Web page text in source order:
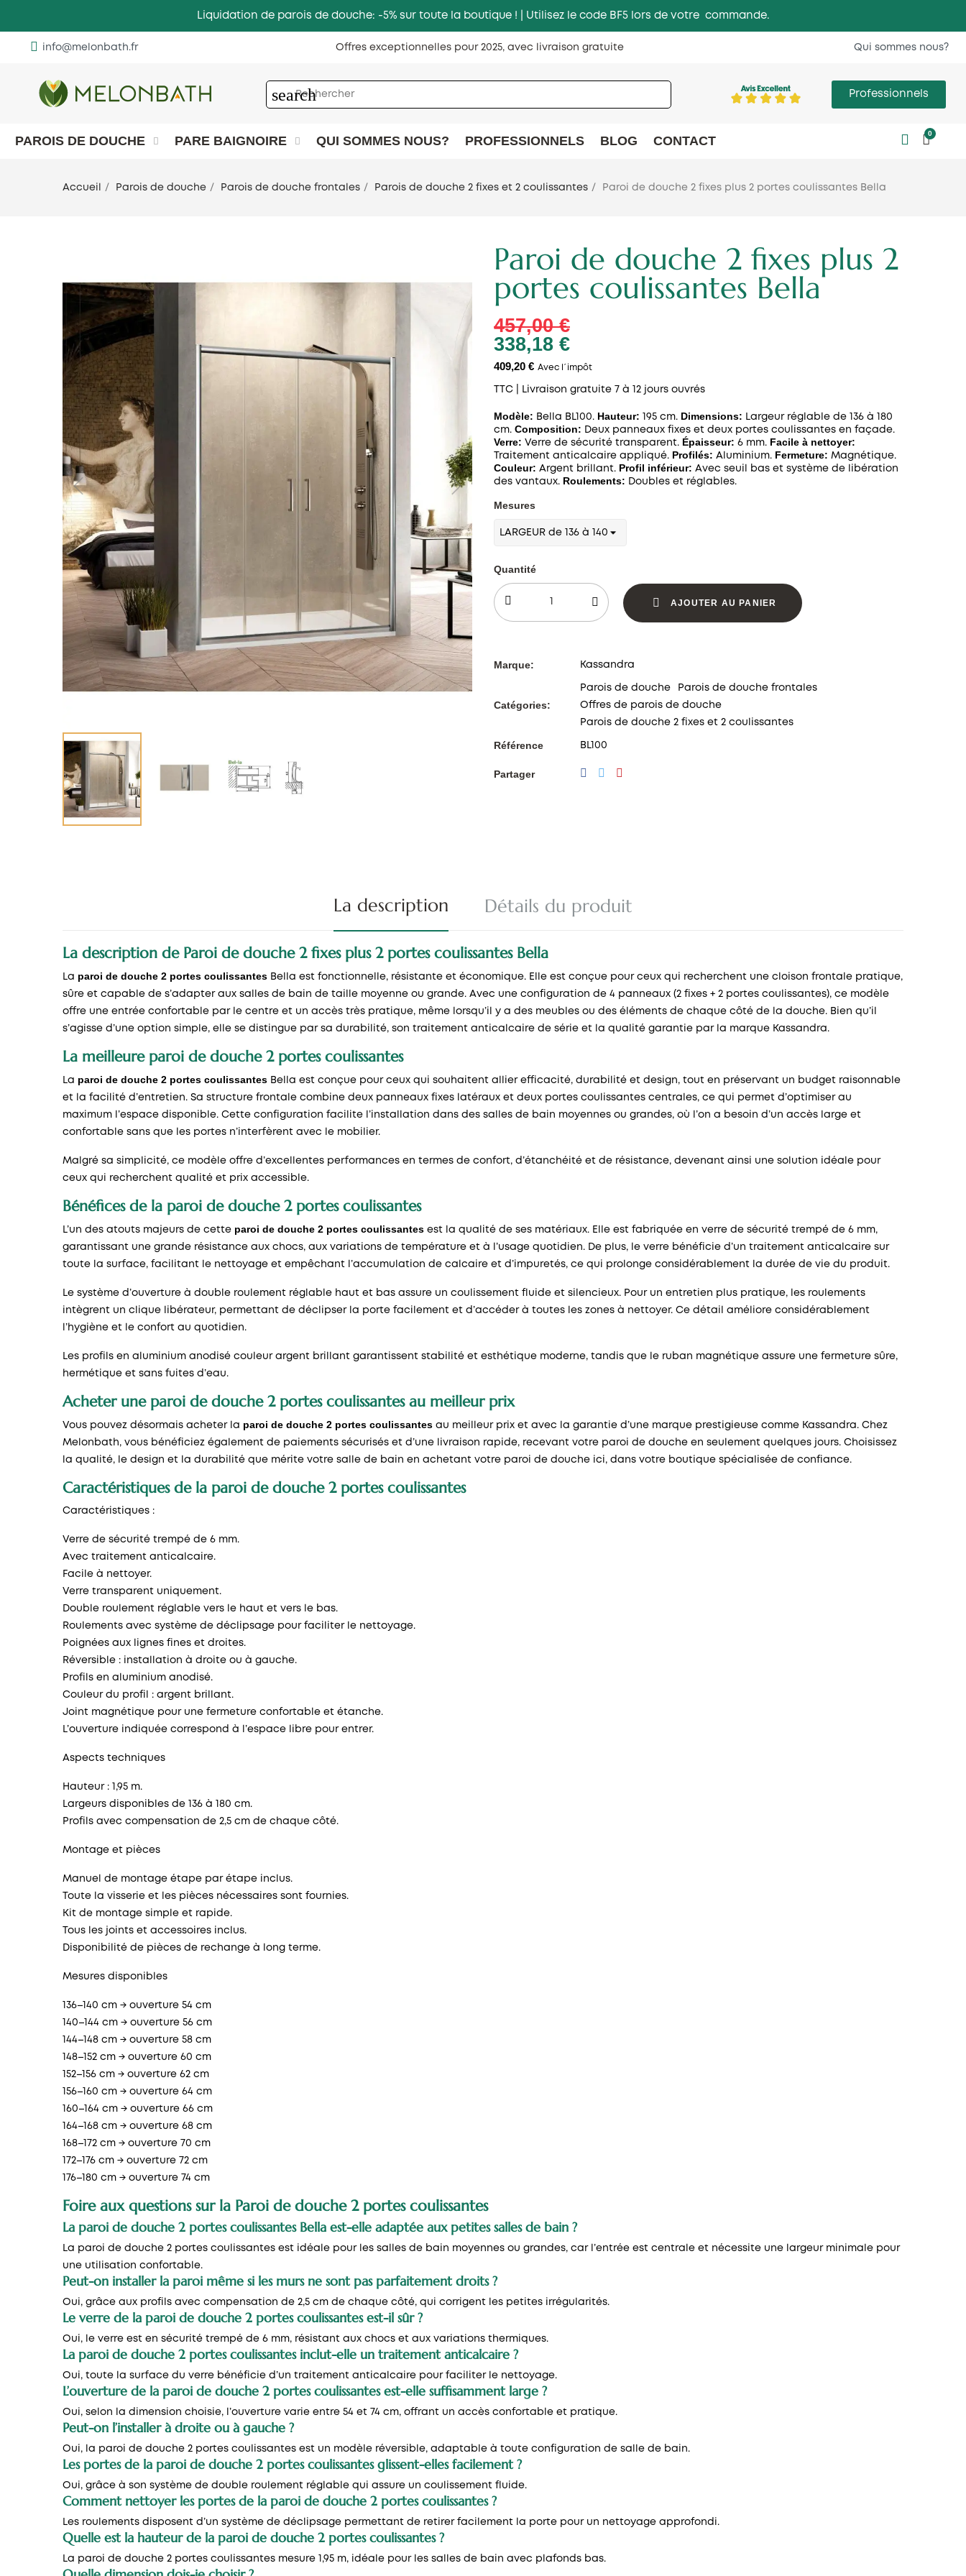
Liquidation de parois de douche: -5% sur toute la boutique ! | Utilisez le code BF5 lors de votre commande.
info@melonbath.fr Offres exceptionnelles pour 2025, avec livraison gratuite Qui sommes nous?
search Professionnels
PAROIS DE DOUCHE PARE BAIGNOIRE QUI SOMMES NOUS? PROFESSIONNELS BLOG CONTACT
0
Accueil Parois de douche Parois de douche frontales Parois de douche 2 fixes et 2 coulissantes Paroi de douche 2 fixes plus 2 portes coulissantes Bella
Paroi de douche 2 fixes plus 2
portes coulissantes Bella
457,00 €
338,18 €
409,20 € Avec l´impôt
TTC | Livraison gratuite 7 à 12 jours ouvrés
Modèle: Bella BL100. Hauteur: 195 cm. Dimensions: Largeur réglable de 136 à 180
cm. Composition: Deux panneaux fixes et deux portes coulissantes en façade.
Verre: Verre de sécurité transparent. Épaisseur: 6 mm. Facile à nettoyer:
Traitement anticalcaire appliqué. Profilés: Aluminium. Fermeture: Magnétique.
Couleur: Argent brillant. Profil inférieur: Avec seuil bas et système de libération
des vantaux. Roulements: Doubles et réglables.
Mesures
Quantité
AJOUTER AU PANIER
Marque: Kassandra
Catégories:
Parois de douche
Parois de douche frontales
Offres de parois de douche
Parois de douche 2 fixes et 2 coulissantes
Référence BL100
Partager
La description Détails du produit
La description de Paroi de douche 2 fixes plus 2 portes coulissantes Bella
La paroi de douche 2 portes coulissantes Bella est fonctionnelle, résistante et économique. Elle est conçue pour ceux qui recherchent une cloison frontale pratique,
sûre et capable de s’adapter aux salles de bain de taille moyenne ou grande. Avec une configuration de 4 panneaux (2 fixes + 2 portes coulissantes), ce modèle
offre une entrée confortable par le centre et un accès très pratique, même lorsqu’il y a des meubles ou des éléments de chaque côté de la douche. Bien qu’il
s’agisse d’une option simple, elle se distingue par sa durabilité, son traitement anticalcaire de série et la qualité garantie par la marque Kassandra.
La meilleure paroi de douche 2 portes coulissantes
La paroi de douche 2 portes coulissantes Bella est conçue pour ceux qui souhaitent allier efficacité, durabilité et design, tout en préservant un budget raisonnable
et la facilité d’entretien. Sa structure frontale combine deux panneaux fixes latéraux et deux portes coulissantes centrales, ce qui permet d’optimiser au
maximum l’espace disponible. Cette configuration facilite l’installation dans des salles de bain moyennes ou grandes, où l’on a besoin d’un accès large et
confortable sans que les portes n’interfèrent avec le mobilier.
Malgré sa simplicité, ce modèle offre d’excellentes performances en termes de confort, d’étanchéité et de résistance, devenant ainsi une solution idéale pour
ceux qui recherchent qualité et prix accessible.
Bénéfices de la paroi de douche 2 portes coulissantes
L’un des atouts majeurs de cette paroi de douche 2 portes coulissantes est la qualité de ses matériaux. Elle est fabriquée en verre de sécurité trempé de 6 mm,
garantissant une grande résistance aux chocs, aux variations de température et à l’usage quotidien. De plus, le verre bénéficie d’un traitement anticalcaire sur
toute la surface, facilitant le nettoyage et empêchant l’accumulation de calcaire et d’impuretés, ce qui prolonge considérablement la durée de vie du produit.
Le système d’ouverture à double roulement réglable haut et bas assure un coulissement fluide et silencieux. Pour un entretien plus pratique, les roulements
intègrent un clique libérateur, permettant de déclips­er la porte facilement et d’accéder à toutes les zones à nettoyer. Ce détail améliore considérablement
l’hygiène et le confort au quotidien.
Les profils en aluminium anodisé couleur argent brillant garantissent stabilité et esthétique moderne, tandis que le ruban magnétique assure une fermeture sûre,
hermétique et sans fuites d’eau.
Acheter une paroi de douche 2 portes coulissantes au meilleur prix
Vous pouvez désormais acheter la paroi de douche 2 portes coulissantes au meilleur prix et avec la garantie d’une marque prestigieuse comme Kassandra. Chez
Melonbath, vous bénéficiez également de paiements sécurisés et d’une livraison rapide, recevant votre paroi de douche en seulement quelques jours. Choisissez
la qualité, le design et la durabilité que mérite votre salle de bain en achetant votre paroi de douche ici, dans votre boutique spécialisée de confiance.
Caractéristiques de la paroi de douche 2 portes coulissantes
Caractéristiques :
Verre de sécurité trempé de 6 mm.
Avec traitement anticalcaire.
Facile à nettoyer.
Verre transparent uniquement.
Double roulement réglable vers le haut et vers le bas.
Roulements avec système de déclipsage pour faciliter le nettoyage.
Poignées aux lignes fines et droites.
Réversible : installation à droite ou à gauche.
Profils en aluminium anodisé.
Couleur du profil : argent brillant.
Joint magnétique pour une fermeture confortable et étanche.
L’ouverture indiquée correspond à l’espace libre pour entrer.
Aspects techniques
Hauteur : 1,95 m.
Largeurs disponibles de 136 à 180 cm.
Profils avec compensation de 2,5 cm de chaque côté.
Montage et pièces
Manuel de montage étape par étape inclus.
Toute la visserie et les pièces nécessaires sont fournies.
Kit de montage simple et rapide.
Tous les joints et accessoires inclus.
Disponibilité de pièces de rechange à long terme.
Mesures disponibles
136–140 cm → ouverture 54 cm
140–144 cm → ouverture 56 cm
144–148 cm → ouverture 58 cm
148–152 cm → ouverture 60 cm
152–156 cm → ouverture 62 cm
156–160 cm → ouverture 64 cm
160–164 cm → ouverture 66 cm
164–168 cm → ouverture 68 cm
168–172 cm → ouverture 70 cm
172–176 cm → ouverture 72 cm
176–180 cm → ouverture 74 cm
Foire aux questions sur la Paroi de douche 2 portes coulissantes
La paroi de douche 2 portes coulissantes Bella est-elle adaptée aux petites salles de bain ?
La paroi de douche 2 portes coulissantes est idéale pour les salles de bain moyennes ou grandes, car l’entrée est centrale et nécessite une largeur minimale pour
une utilisation confortable.
Peut-on installer la paroi même si les murs ne sont pas parfaitement droits ?
Oui, grâce aux profils avec compensation de 2,5 cm de chaque côté, qui corrigent les petites irrégularités.
Le verre de la paroi de douche 2 portes coulissantes est-il sûr ?
Oui, le verre est en sécurité trempé de 6 mm, résistant aux chocs et aux variations thermiques.
La paroi de douche 2 portes coulissantes inclut-elle un traitement anticalcaire ?
Oui, toute la surface du verre bénéficie d’un traitement anticalcaire pour faciliter le nettoyage.
L’ouverture de la paroi de douche 2 portes coulissantes est-elle suffisamment large ?
Oui, selon la dimension choisie, l’ouverture varie entre 54 et 74 cm, offrant un accès confortable et pratique.
Peut-on l’installer à droite ou à gauche ?
Oui, la paroi de douche 2 portes coulissantes est un modèle réversible, adaptable à toute configuration de salle de bain.
Les portes de la paroi de douche 2 portes coulissantes glissent-elles facilement ?
Oui, grâce à son système de double roulement réglable qui assure un coulissement fluide.
Comment nettoyer les portes de la paroi de douche 2 portes coulissantes ?
Les roulements disposent d’un système de déclipsage permettant de retirer facilement la porte pour un nettoyage approfondi.
Quelle est la hauteur de la paroi de douche 2 portes coulissantes ?
La paroi de douche 2 portes coulissantes mesure 1,95 m, idéale pour les salles de bain avec plafonds bas.